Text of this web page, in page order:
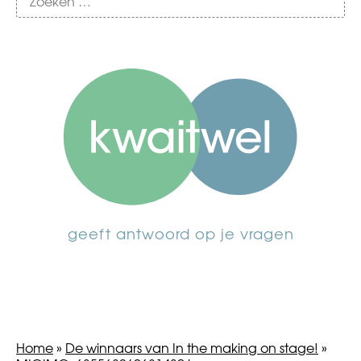
geeft antwoord op je vragen
Home» De winnaars van In the making on stage! »